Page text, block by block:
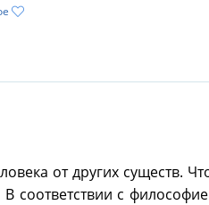
от других существ.
соответствии с